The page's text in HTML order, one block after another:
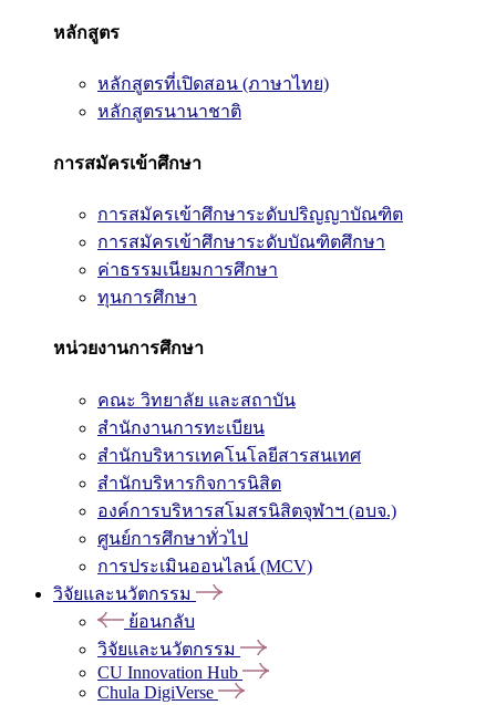
หลักสูตร
หลักสูตรที่เปิดสอน (ภาษาไทย)
หลักสูตรนานาชาติ
การสมัครเข้าศึกษา
การสมัครเข้าศึกษาระดับปริญญาบัณฑิต
การสมัครเข้าศึกษาระดับบัณฑิตศึกษา
ค่าธรรมเนียมการศึกษา
ทุนการศึกษา
หน่วยงานการศึกษา
คณะ วิทยาลัย และสถาบัน
สำนักงานการทะเบียน
สำนักบริหารเทคโนโลยีสารสนเทศ
สำนักบริหารกิจการนิสิต
องค์การบริหารสโมสรนิสิตจุฬาฯ (อบจ.)
ศูนย์การศึกษาทั่วไป
การประเมินออนไลน์ (MCV)
วิจัยและนวัตกรรม
ย้อนกลับ
วิจัยและนวัตกรรม
CU Innovation Hub
Chula DigiVerse